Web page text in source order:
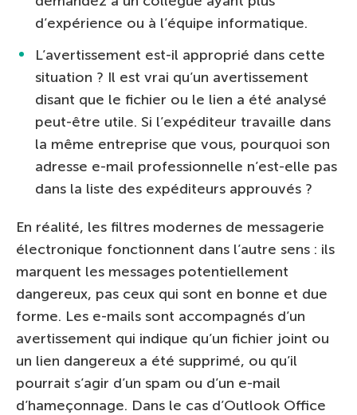
d’expérience ou à l’équipe informatique.
L’avertissement est-il approprié dans cette
situation ? Il est vrai qu’un avertissement
disant que le fichier ou le lien a été analysé
peut-être utile. Si l’expéditeur travaille dans
la même entreprise que vous, pourquoi son
adresse e-mail professionnelle n’est-elle pas
dans la liste des expéditeurs approuvés ?
En réalité, les filtres modernes de messagerie
électronique fonctionnent dans l’autre sens : ils
marquent les messages potentiellement
dangereux, pas ceux qui sont en bonne et due
forme. Les e-mails sont accompagnés d’un
avertissement qui indique qu’un fichier joint ou
un lien dangereux a été supprimé, ou qu’il
pourrait s’agir d’un spam ou d’un e-mail
d’hameçonnage. Dans le cas d’Outlook Office